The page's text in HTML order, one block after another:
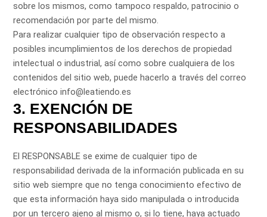
sobre los mismos, como tampoco respaldo, patrocinio o
recomendación por parte del mismo.
Para realizar cualquier tipo de observación respecto a
posibles incumplimientos de los derechos de propiedad
intelectual o industrial, así como sobre cualquiera de los
contenidos del sitio web, puede hacerlo a través del correo
electrónico info@leatiendo.es
3. EXENCIÓN DE
RESPONSABILIDADES
El RESPONSABLE se exime de cualquier tipo de
responsabilidad derivada de la información publicada en su
sitio web siempre que no tenga conocimiento efectivo de
que esta información haya sido manipulada o introducida
por un tercero ajeno al mismo o, si lo tiene, haya actuado